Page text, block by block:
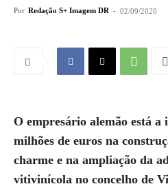
Por Redação S+ Imagem DR - 02/09/2020
O empresário alemão está
milhões de euros na
charme e na ampliação da
vitivinícola no concelho de